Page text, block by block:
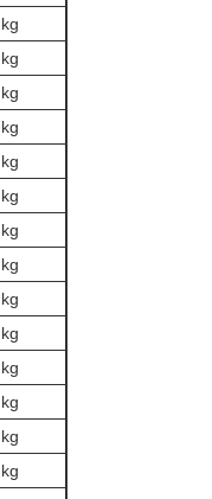
kg
kg
kg
kg
kg
kg
kg
kg
kg
kg
kg
kg
kg
kg